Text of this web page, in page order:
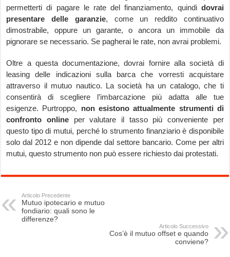
permetterti di pagare le rate del finanziamento, quindi dovrai
presentare delle garanzie, come un reddito continuativo
dimostrabile, oppure un garante, o ancora un immobile da
pignorare se necessario. Se pagherai le rate, non avrai problemi.
Oltre a questa documentazione, dovrai fornire alla società di
leasing delle indicazioni sulla barca che vorresti acquistare
attraverso il mutuo nautico. La società ha un catalogo, che ti
consentirà di scegliere l’imbarcazione più adatta alle tue
esigenze. Purtroppo, non esistono attualmente strumenti di
confronto onlineper valutare il tasso più conveniente per
questo tipo di mutui, perché lo strumento finanziario è disponibile
solo dal 2012 e non dipende dal settore bancario. Come per altri
mutui, questo strumento non può essere richiesto dai protestati.
Articolo Precedente
Mutuo ipotecario e mutuo
fondiario: quali sono le
differenze?
Articolo Successivo
Cos’è il mutuo offset e quando
conviene?